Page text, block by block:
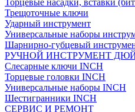
Торцевые насадки, вставки
Трещоточные ключи
Ударный инструмент
Универсальные наборы
Шарнирно-губцевый
РУЧНОЙ ИНСТРУМЕНТ
Слесарные ключи INCH
Торцевые головки INCH
Универсальные наборы INCH
Шестигранники INCH
СЕРВИС И РЕМОНТ